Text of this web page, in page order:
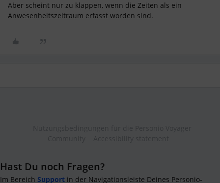
Aber scheint nur zu klappen, wenn die Zeiten als ein
Anwesenheitszeitraum erfasst worden sind.
Hast Du noch Fragen?
Im Bereich Support in der Navigationsleiste Deines Personio-